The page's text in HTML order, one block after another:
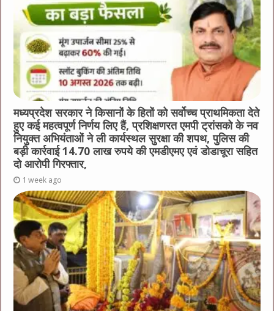
मध्यप्रदेश सरकार ने किसानों के हितों को सर्वोच्च प्राथमिकता देते
हुए कई महत्वपूर्ण निर्णय लिए हैं, प्रशिक्षणरत एमपी ट्रांसको के नव
नियुक्त अभियंताओं ने ली कार्यस्थल सुरक्षा की शपथ, पुलिस की
बड़ी कार्रवाई 14.70 लाख रुपये की एमडीएमए एवं डोडाचूरा सहित
दो आरोपी गिरफ्तार,
1 week ago